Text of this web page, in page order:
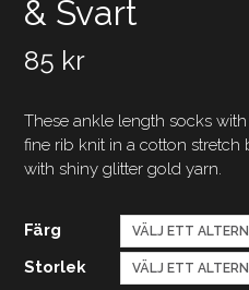
& Svart
85 kr
These ankle length socks
fine rib knit in a cotton stretch
with shiny glitter gold yarn.
Färg
Storlek